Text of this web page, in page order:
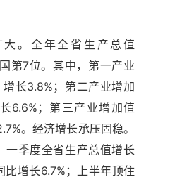
。全年全省生产总值
第7位。其中，第一产业
长3.8%；第二产业增加
6.6%；第三产业增加值
。经济增长承压固稳。
一季度全省生产总值增长
比增长6.7%；上半年顶住